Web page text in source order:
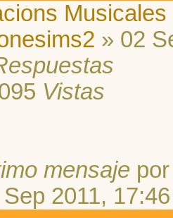
» 02
Vistas
mensaje
2011, 17:46